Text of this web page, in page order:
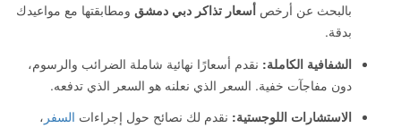
بالبحث عن أرخص أسعار تذاكر دبي دمشق ومطابقتها مع مواعيدك
بدقة.
الشفافية الكاملة: نقدم أسعارًا نهائية شاملة الضرائب والرسوم،
دون مفاجآت خفية. السعر الذي نعلنه هو السعر الذي تدفعه.
الاستشارات اللوجستية: نقدم لك نصائح حول إجراءات السفر ،